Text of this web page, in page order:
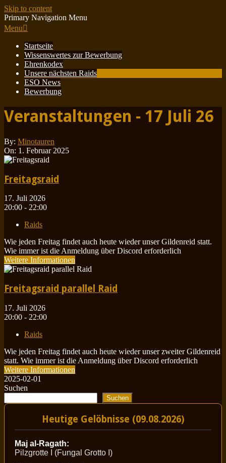
Skip to content
Primary Navigation Menu
Menu
Startseite
Wissenswertes zur Bewerbung
Ehrenkodex
Unsere nächsten Raids
ESO News
Bewerbung
Veranstaltungen - 17 Juli 26
By: Minotauren
On: 1. Februar 2025
Freitagsraid
17. Juli 2026
20:00 - 22:00
Raids
Wie jeden Freitag findet auch heute wieder unser Gildenreid statt.
Wie immer ist die Anmeldung über Discord erforderlich
Weitere Informationen
Freitagsraid parallel Raid
17. Juli 2026
20:00 - 22:00
Raids
Wie jeden Freitag findet auch heute wieder unser zweiter Gildenreid
statt. Wie immer ist die Anmeldung über Discord erforderlich
Weitere Informationen
2025-02-01
Suchen
Suchen
Heutige Gelöbnisse (09.08.2026)
Maj al-Ragath:
Pilzgrotte I (Fungal Grotto I)